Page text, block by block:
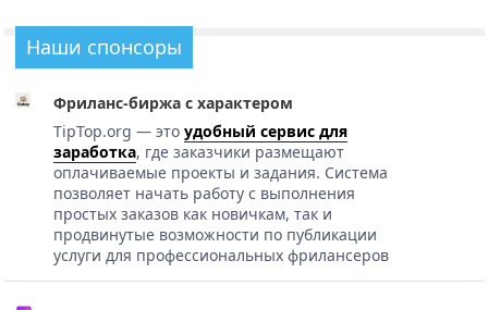
Наши спонсоры
Фриланс-биржа с характером
TipTop.org — это удобный сервис для
заработка, где заказчики размещают
оплачиваемые проекты и задания. Система
позволяет начать работу с выполнения
простых заказов как новичкам, так и
продвинутые возможности по публикации
услуги для профессиональных фрилансеров